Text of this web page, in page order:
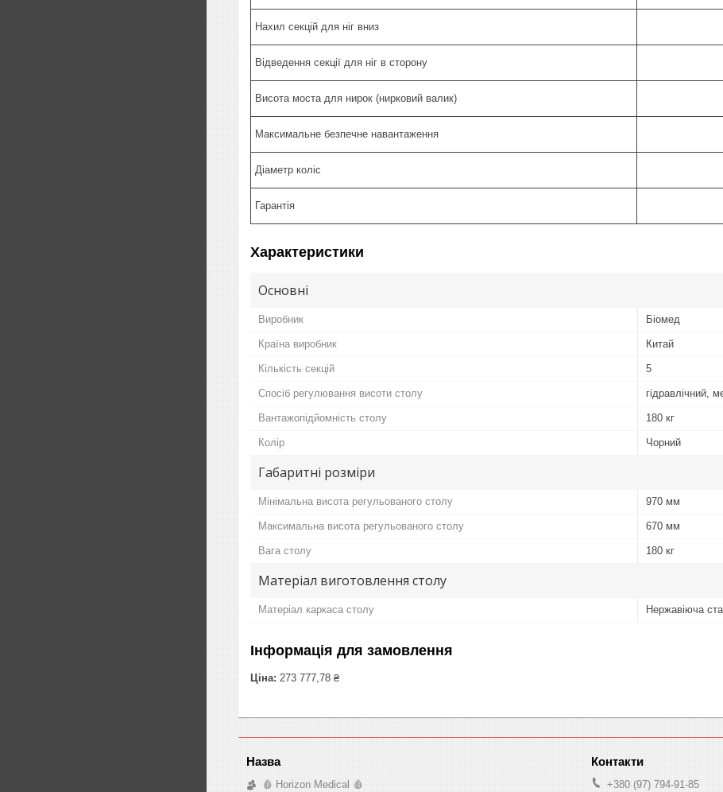
Нахил секцій для ніг вниз
Відведення секції для ніг в сторону
Висота моста для нирок (нирковий валик)
Максимальне безпечне навантаження
Діаметр коліс
Гарантія
Характеристики
Основні
Виробник Біомед
Країна виробник Китай
Кількість секцій 5
Спосіб регулювання висоти столу гідравлічний,
Вантажопідйомність столу 180 кг
Колір Чорний
Габаритні розміри
Мінімальна висота регульованого столу 970 мм
Максимальна висота регульованого столу 670 мм
Вага столу 180 кг
Матеріал виготовлення столу
Матеріал каркаса столу Нержавіюча
Інформація для замовлення
Ціна: 273 777,78 ₴
🩸 Horizon Medical 🩸 +380 (97) 794-91-85